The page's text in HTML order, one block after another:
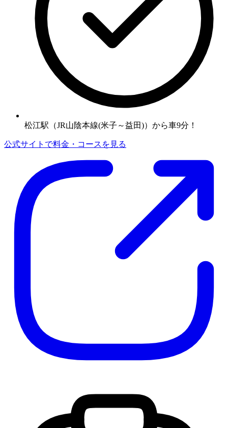
松江駅（JR山陰本線(米子～益田)）から車9分！
公式サイトで料金・コースを見る